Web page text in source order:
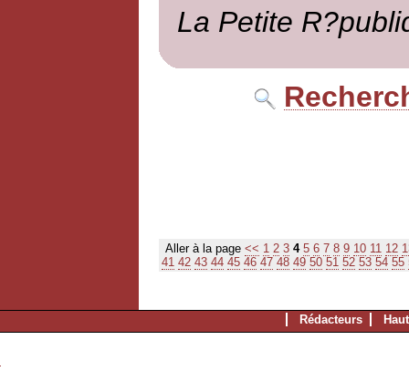
La Petite
Aller à la page << 1 2 3 4 5 6 7 8 9 10 11 12
41 42 43 44 45 46 47 48 49 50 51 52 53 54 55
Rédacteurs